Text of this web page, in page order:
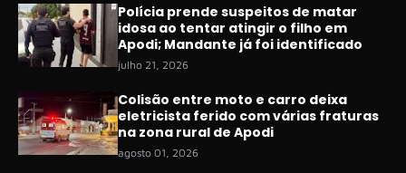
Polícia prende suspeitos de matar
idosa ao tentar atingir o filho em
Apodi; Mandante já foi identificado
julho 21, 2026
Colisão entre moto e carro deixa
eletricista ferido com várias fraturas
na zona rural de Apodi
agosto 01, 2026